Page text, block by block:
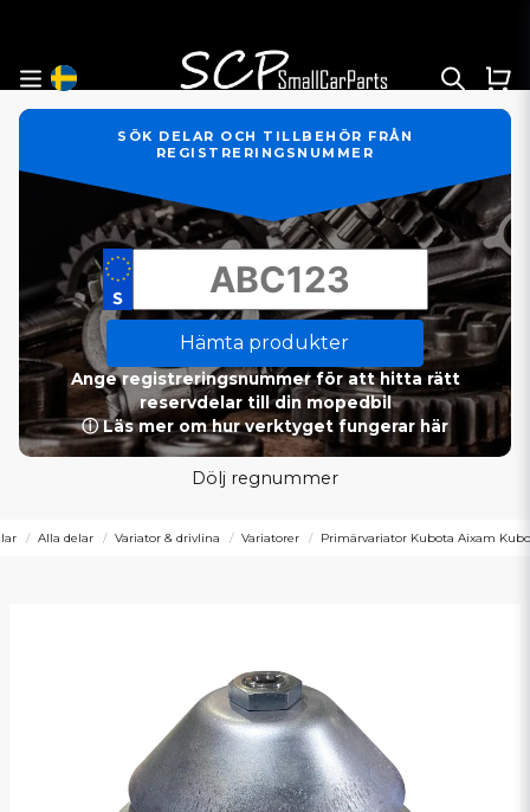
SÖK DELAR OCH TILLBEHÖR FRÅN
REGISTRERINGSNUMMER
Hämta produkter
Ange registreringsnummer för att hitta rätt
reservdelar till din mopedbil
ⓘ Läs mer om hur verktyget fungerar här
Dölj regnummer
Alla delar Variator & drivlina Variatorer Primärvariator Kubota Aixam